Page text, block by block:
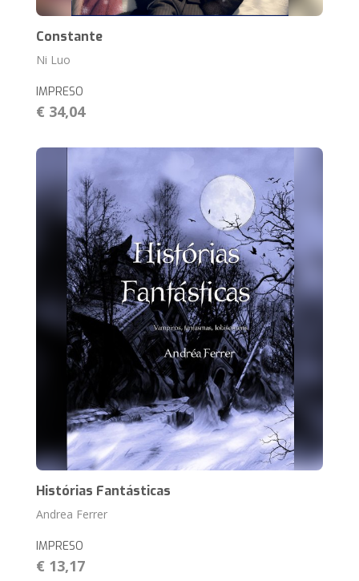
Constante
Ni Luo
IMPRESO
€ 34,04
Histórias Fantásticas
Andrea Ferrer
IMPRESO
€ 13,17